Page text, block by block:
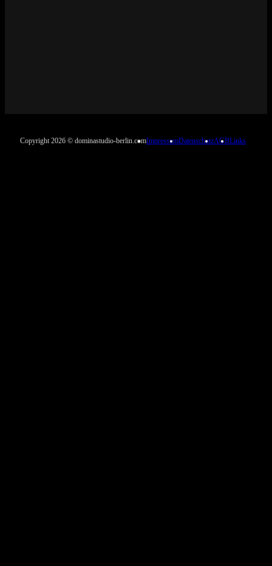
Copyright 2026 © dominastudio-berlin.comImpressumDatenschutzAGBLinks